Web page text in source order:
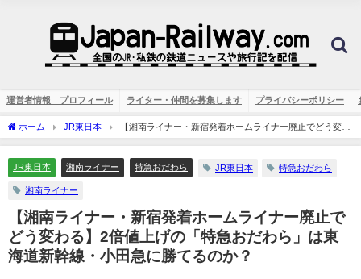
運営者情報 プロフィール ライター・仲間を募集します プライバシーポリシー
ホーム JR東日本
【湘南ライナー・新宿発着ホームライナー廃止でどう変わ
る】2倍値上げの「特急おだわら」は東海道新幹線・小田急に勝てるのか？
JR東日本 湘南ライナー 特急おだわら JR東日本 特急おだわら
湘南ライナー
【湘南ライナー・新宿発着ホームライナー廃止で
どう変わる】2倍値上げの「特急おだわら」は東
海道新幹線・小田急に勝てるのか？